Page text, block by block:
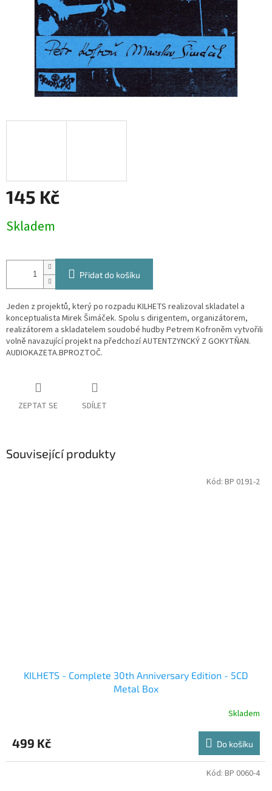
145 Kč
cena:
Skladem
Přidat do košíku
Jeden z projektů, který po rozpadu KILHETS realizoval skladatel a
konceptualista Mirek Šimáček. Spolu s dirigentem, organizátorem,
realizátorem a skladatelem soudobé hudby Petrem Kofroněm vytvořili
volně navazující projekt na předchozí AUTENTZYNCKÝ Z GOKYTŇAN.
AUDIOKAZETA.BPROZTOČ.
ZEPTAT SE SDÍLET
Související produkty
KILHETS - Complete 30th Anniversary Edition - 5CD
Metal Box
Skladem
499 Kč Do košíku
Kód: BP 0191-2
Kód: BP 0060-4